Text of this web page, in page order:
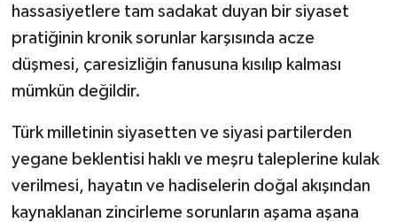
hassasiyetlere tam sadakat duyan bir siyaset
pratiğinin kronik sorunlar karşısında acze
düşmesi, çaresizliğin fanusuna kısılıp kalması
mümkün değildir.
Türk milletinin siyasetten ve siyasi partilerden
yegane beklentisi haklı ve meşru taleplerine kulak
verilmesi, hayatın ve hadiselerin doğal akışından
kaynaklanan zincirleme sorunların aşama aşana